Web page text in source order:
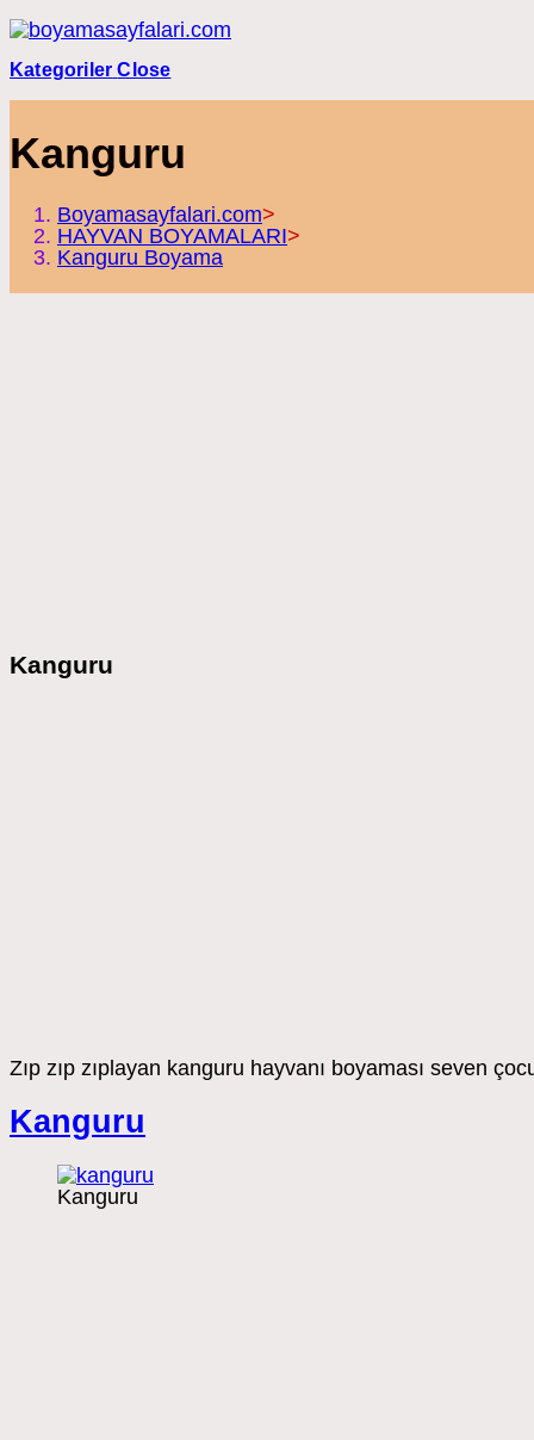
Skip
to
content
Kategoriler Close
Kanguru
Boyamasayfalari.com>
HAYVAN BOYAMALARI>
Kanguru Boyama
Kanguru
Zıp zıp zıplayan kanguru hayvanı boyaması seven
Kanguru
Kanguru